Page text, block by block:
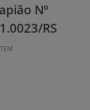
Nº
RS